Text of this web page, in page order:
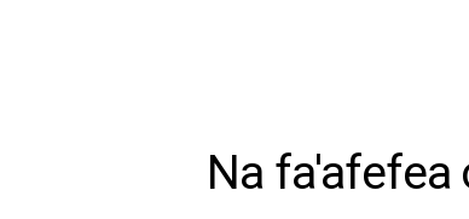
Na fa'afefea